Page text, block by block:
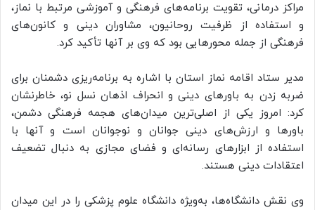
مراکز درمانی، تقویت برنامه‌های فرهنگی و آموزشی مرتبط با نماز،
و استفاده از ظرفیت روحانیون، مشاوران دینی و کانون‌های
فرهنگی از جمله محورهایی بود که وی بر آنها تأکید کرد.
مدیر ستاد اقامه نماز استان با اشاره به برنامه‌ریزی دشمنان برای
ضربه زدن به باورهای دینی و انحراف اذهان نسل نو، خاطرنشان
کرد: امروز یکی از اصلی‌ترین میدان‌های هجمه فرهنگی دشمن،
باورها و ارزش‌های دینی جوانان و نوجوانان است و آنها با
استفاده از ابزارهای رسانه‌ای و فضای مجازی به دنبال تضعیف
اعتقادات دینی هستند.
وی نقش دانشگاه‌ها، به‌ویژه دانشگاه علوم پزشکی را در این میدان